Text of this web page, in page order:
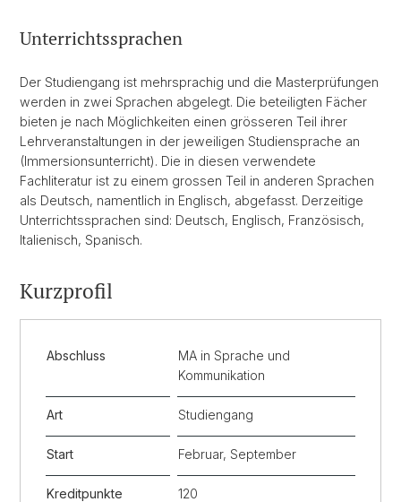
Unterrichtssprachen
Der Studiengang ist mehrsprachig und die Masterprüfungen
werden in zwei Sprachen abgelegt. Die beteiligten Fächer
bieten je nach Möglichkeiten einen grösseren Teil ihrer
Lehrveranstaltungen in der jeweiligen Studiensprache an
(Immersionsunterricht). Die in diesen verwendete
Fachliteratur ist zu einem grossen Teil in anderen Sprachen
als Deutsch, namentlich in Englisch, abgefasst. Derzeitige
Unterrichtssprachen sind: Deutsch, Englisch, Französisch,
Italienisch, Spanisch.
Kurzprofil
Abschluss
MA in Sprache und
Kommunikation
Art Studiengang
Start Februar, September
Kreditpunkte 120